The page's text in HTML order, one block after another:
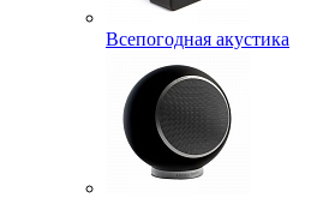
Всепогодная акустика